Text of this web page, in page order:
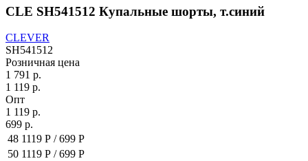
CLE SH541512 Купальные шорты, т.синий
CLEVER
SH541512
Розничная цена
1 791 р.
1 119 р.
Опт
1 119 р.
699 р.
48 1119 Р /699 Р
50 1119 Р /699 Р